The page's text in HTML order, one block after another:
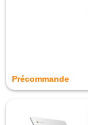
Précommande